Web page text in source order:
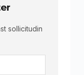
sollicitudin